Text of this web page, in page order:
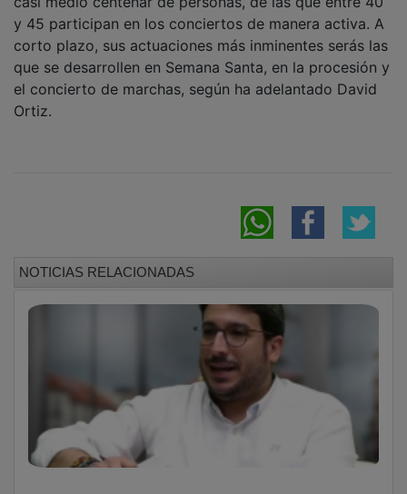
y 45 participan en los conciertos de manera activa. A
corto plazo, sus actuaciones más inminentes serás las
que se desarrollen en Semana Santa, en la procesión y
el concierto de marchas, según ha adelantado David
Ortiz.